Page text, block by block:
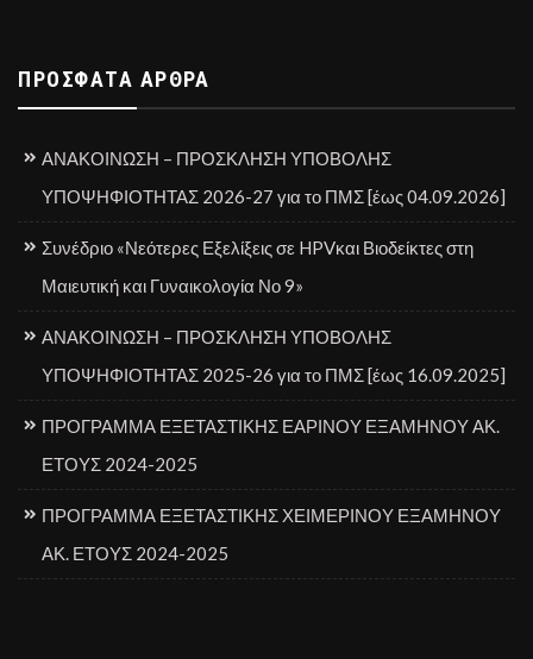
ΠΡΌΣΦΑΤΑ ΆΡΘΡΑ
ΑΝΑΚΟΙΝΩΣΗ – ΠΡΟΣΚΛΗΣΗ ΥΠΟΒΟΛΗΣ
ΥΠΟΨΗΦΙΟΤΗΤΑΣ 2026-27 για το ΠΜΣ [έως 04.09.2026]
Συνέδριο «Νεότερες Εξελίξεις σε HPVκαι Βιοδείκτες στη
Μαιευτική και Γυναικολογία Νο 9»
ΑΝΑΚΟΙΝΩΣΗ – ΠΡΟΣΚΛΗΣΗ ΥΠΟΒΟΛΗΣ
ΥΠΟΨΗΦΙΟΤΗΤΑΣ 2025-26 για το ΠΜΣ [έως 16.09.2025]
ΠΡΟΓΡΑΜΜΑ ΕΞΕΤΑΣΤΙΚΗΣ ΕΑΡΙΝΟΥ ΕΞΑΜΗΝΟΥ ΑΚ.
ΕΤΟΥΣ 2024-2025
ΠΡΟΓΡΑΜΜΑ ΕΞΕΤΑΣΤΙΚΗΣ ΧΕΙΜΕΡΙΝΟΥ ΕΞΑΜΗΝΟΥ
ΑΚ. ΕΤΟΥΣ 2024-2025